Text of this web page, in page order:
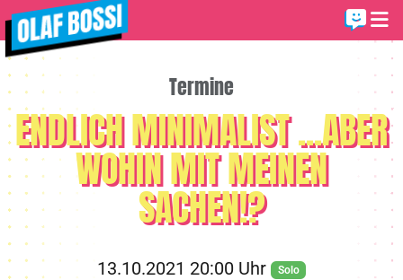
Termine
ENDLICH MINIMALIST ...ABER
WOHIN MIT MEINEN
SACHEN!?
13.10.2021 20:00 Uhr Solo